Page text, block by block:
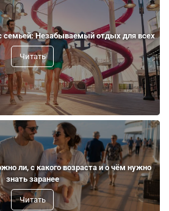
семьей: Незабываемый отдых для всех
Читать
ли, с какого возраста и о чём нужно
знать заранее
Читать